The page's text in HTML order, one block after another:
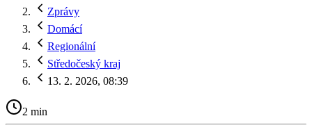
Zprávy
Domácí
Regionální
Středočeský kraj
13. 2. 2026, 08:39
2 min